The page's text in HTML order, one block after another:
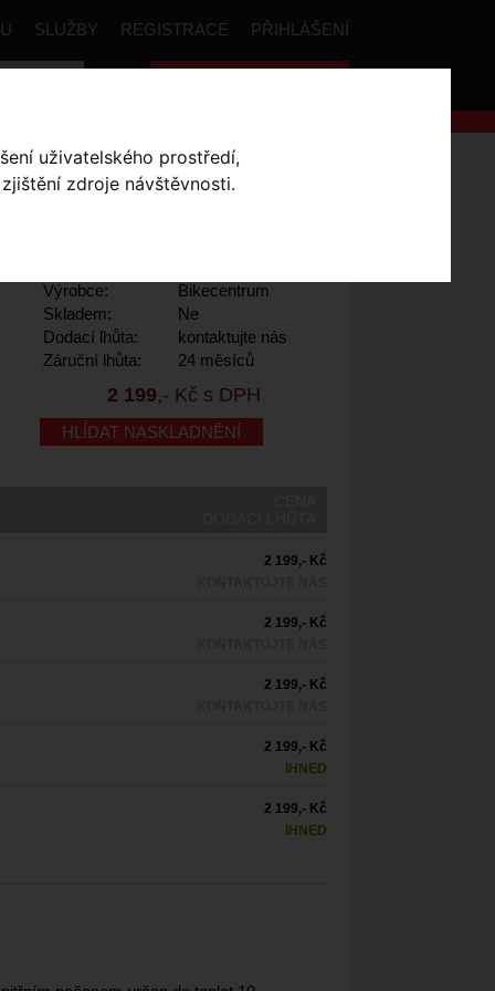
uživatelského prostředí,
zdroje návštěvnosti.
SLUŽBY REGISTRACE PŘIHLÁŠENÍ
Dres BC Woman ROUBAIX Dlouhý rukáv
Výrobce:
Bikecentrum
Skladem:
Ne
Dodací lhůta:
kontaktujte nás
Záruční lhůta:
24 měsíců
2 199,- Kč s DPH
HLÍDAT NASKLADNĚNÍ
2 199,- Kč
2 199,- Kč
2 199,- Kč
2 199,- Kč
IHNED
2 199,- Kč
IHNED